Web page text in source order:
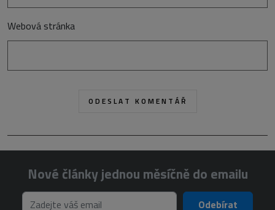
Webová stránka
Nové články jednou měsíčně do emailu
Odebírat